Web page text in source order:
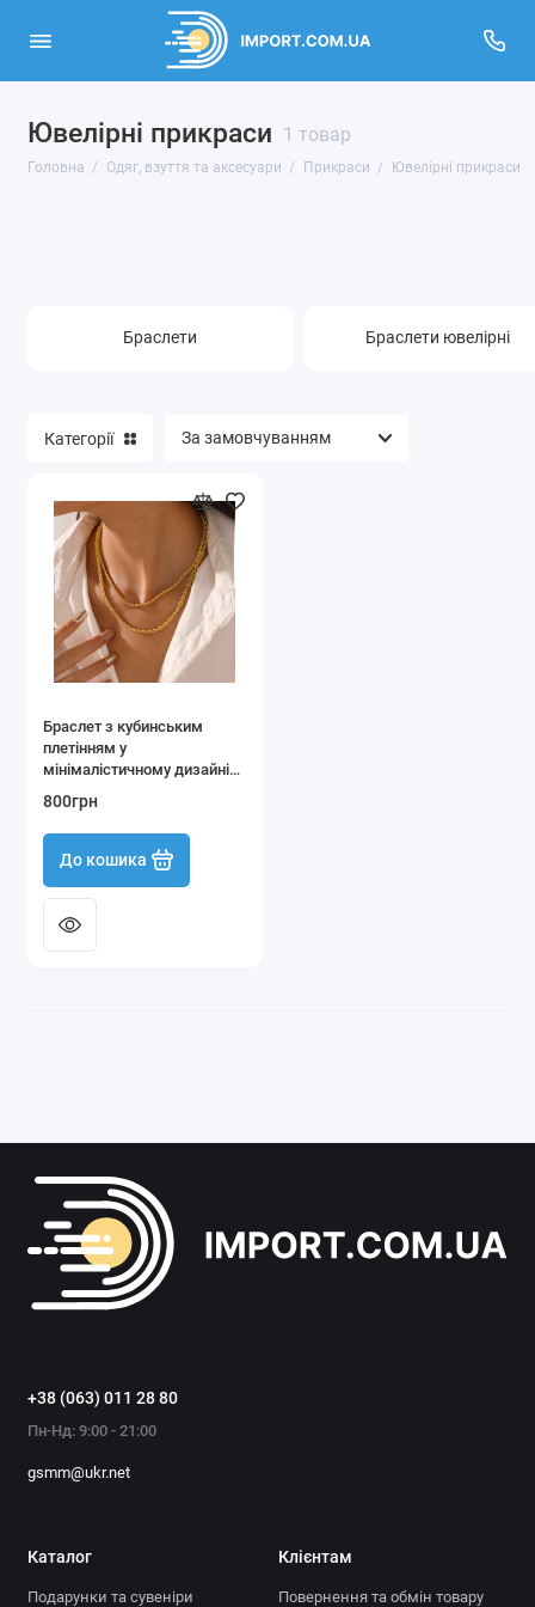
Ювелірні прикраси 1 товар
Головна Одяг, взуття та аксесуари Прикраси Ювелірні прикраси
Взуття
Одяг та взуття для спорту
Прикраси
Сумки та аксесуари
Чоловічий одяг, взуття та аксесуари
Показати все
Браслети Браслети ювелірні
Категорії
Браслет з кубинським
плетінням у
мінімалістичному дизайні
800грн
До кошика
+38 (063) 011 28 80
Пн-Нд: 9:00 - 21:00
gsmm@ukr.net
Каталог
Подарунки та сувеніри
Клієнтам
Повернення та обмін товару